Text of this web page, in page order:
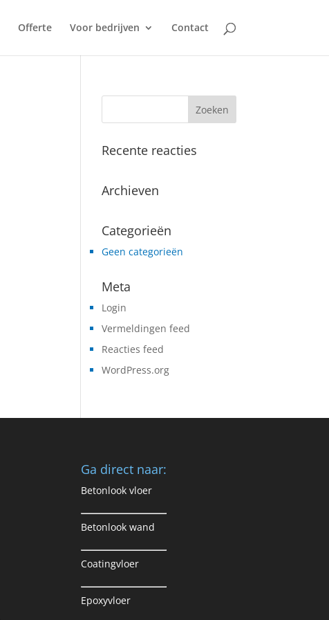
Offerte Voor bedrijven Contact
Recente reacties
Archieven
Categorieën
Geen categorieën
Meta
Login
Vermeldingen feed
Reacties feed
WordPress.org
Ga direct naar:
Betonlook vloer
Betonlook wand
Coatingvloer
Epoxyvloer